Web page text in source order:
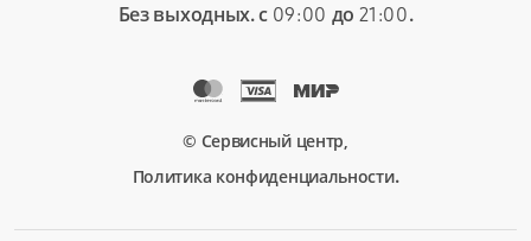
Без выходных. с 09:00 до 21:00.
© Сервисный центр,
Политика конфиденциальности.